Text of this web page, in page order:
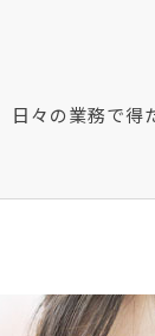
々の業務で得